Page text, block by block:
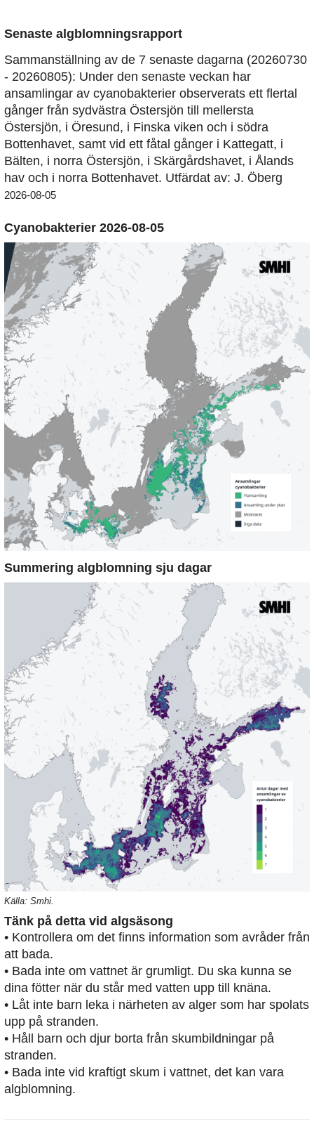
Senaste algblomningsrapport
Sammanställning av de 7 senaste dagarna (20260730
- 20260805): Under den senaste veckan har
ansamlingar av cyanobakterier observerats ett flertal
gånger från sydvästra Östersjön till mellersta
Östersjön, i Öresund, i Finska viken och i södra
Bottenhavet, samt vid ett fåtal gånger i Kattegatt, i
Bälten, i norra Östersjön, i Skärgårdshavet, i Ålands
hav och i norra Bottenhavet. Utfärdat av: J. Öberg
2026-08-05
Cyanobakterier 2026-08-05
Summering algblomning sju dagar
Källa: Smhi.
Tänk på detta vid algsäsong
• Kontrollera om det finns information som avråder från
att bada.
• Bada inte om vattnet är grumligt. Du ska kunna se
dina fötter när du står med vatten upp till knäna.
• Låt inte barn leka i närheten av alger som har spolats
upp på stranden.
• Håll barn och djur borta från skumbildningar på
stranden.
• Bada inte vid kraftigt skum i vattnet, det kan vara
algblomning.